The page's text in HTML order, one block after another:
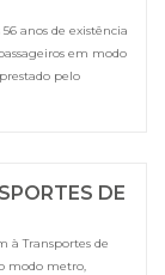
anos de existência
em modo
pelo
fundamental,
DE
à Transportes de
modo metro,